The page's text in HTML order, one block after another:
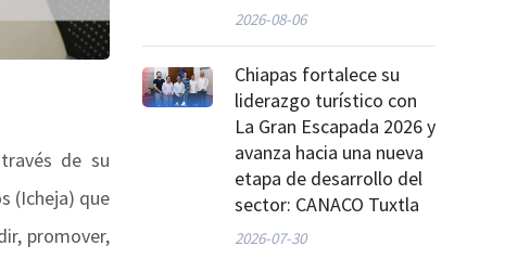
de su
(Icheja) que
promover,
2026-08-06
Chiapas fortalece su
liderazgo turístico con
La Gran Escapada 2026 y
avanza hacia una nueva
etapa de desarrollo del
sector: CANACO Tuxtla
2026-07-30